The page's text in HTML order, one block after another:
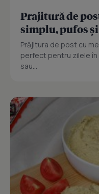
Prajitură de
simplu, pufos
Prăjitura de post cu
perfect pentru zilele în
sau...